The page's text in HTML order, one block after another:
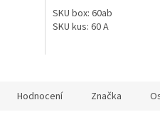
SKU box: 60ab
SKU kus: 60 A
Hodnocení Značka